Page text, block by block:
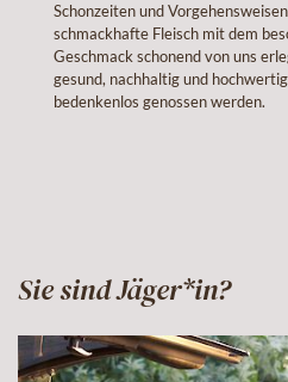
Schonzeiten und
schmackhafte Fleisch mit dem
Geschmack schonend von uns
gesund, nachhaltig und
bedenkenlos genossen werden.
Sie sind Jäger*in?